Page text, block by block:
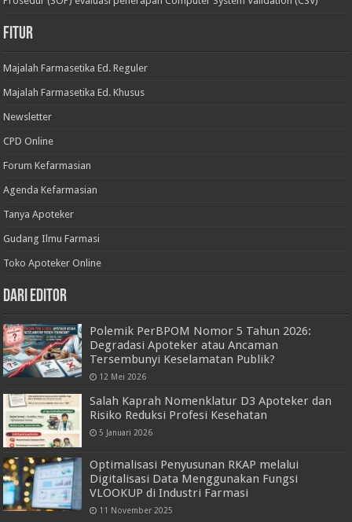
Fitur
Majalah Farmasetika Ed. Reguler
Majalah Farmasetika Ed. Khusus
Newsletter
CPD Online
Forum Kefarmasian
Agenda Kefarmasian
Tanya Apoteker
Gudang Ilmu Farmasi
Toko Apoteker Online
Dari Editor
Polemik PerBPOM Nomor 5 Tahun 2026:
Degradasi Apoteker atau Ancaman
Tersembunyi Keselamatan Publik?
12 Mei 2026
Salah Kaprah Nomenklatur D3 Apoteker dan
Risiko Reduksi Profesi Kesehatan
5 Januari 2026
Optimalisasi Penyusunan RKAP melalui
Digitalisasi Data Menggunakan Fungsi
VLOOKUP di Industri Farmasi
11 November 2025